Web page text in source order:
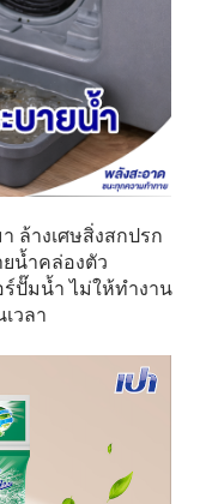
ล้างเศษสิ่งสกปรก
ยน้ำคล่องตัว​
ร์ปั๊มน้ำ ไม่ให้ทำงาน
วลา​